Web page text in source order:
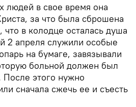
людей в свое время она
за что была сброшена
в колодце осталась душа
2 апреля служили особые
на бумаге, завязывали
больной должен был
этого нужно
сначала сжечь ее и съесть